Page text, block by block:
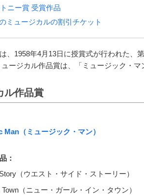
ニー賞 受賞作品
ミュージカルの割引チケット
、1958年4月13日に授賞式が行われた、
ージカル作品賞は、「ミュージック・マ
ル作品賞
Man（ミュージック・マン）
：
（ウエスト・サイド・ストーリー）
（ニュー・ガール・イン・タウン）